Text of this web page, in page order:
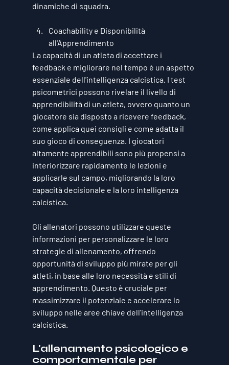
dinamiche di squadra.
Coachability e Disponibilità
all'Apprendimento
La capacità di un atleta di accettare i
feedback e migliorare nel tempo è un aspetto
essenziale dell'intelligenza calcistica. I test
psicometrici possono rivelare il livello di
apprendibilità di un atleta, ovvero quanto un
giocatore sia disposto a ricevere feedback,
come applica quei consigli e come adatta il
suo gioco di conseguenza. I giocatori
altamente apprendibili sono più propensi a
interiorizzare rapidamente le lezioni e
applicarle sul campo, migliorando la loro
capacità decisionale e la loro intelligenza
calcistica.
Gli allenatori possono utilizzare queste
informazioni per personalizzare le loro
strategie di allenamento, offrendo
opportunità di sviluppo più mirate per gli
atleti, in base alle loro necessità e stili di
apprendimento. Questo è cruciale per
massimizzare il potenziale e accelerare lo
sviluppo nelle aree chiave dell'intelligenza
calcistica.
L'allenamento psicologico e
comportamentale per